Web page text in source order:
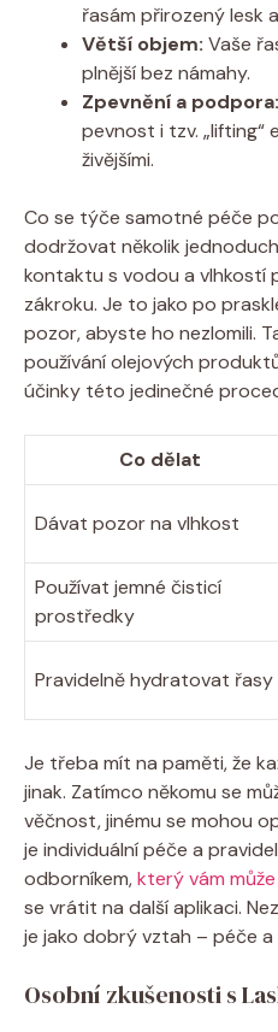
řasám přirozený lesk
Větší objem: Vaše
plnější bez námahy.
Zpevnění a podpora:
pevnost i tzv. „lifting“
živějšími.
Co se týče samotné péče
dodržovat několik
kontaktu s vodou a vlhkostí
zákroku. Je to jako po
pozor, abyste ho nezlomili.
používání olejových
účinky této jedinečné
Co dělat
Dávat pozor na vlhkost
Používat jemné čisticí
prostředky
Pravidelně hydratovat řasy
Je třeba mít na paměti, že
jinak. Zatímco někomu se
věčnost, jinému se mohou
je individuální péče a
odborníkem,který vám
se vrátit na další aplikaci.
je jako dobrý vztah – péče
Osobní zkušenosti s